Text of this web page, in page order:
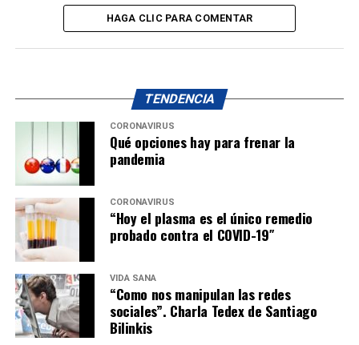
HAGA CLIC PARA COMENTAR
TENDENCIA
CORONAVIRUS
Qué opciones hay para frenar la
pandemia
CORONAVIRUS
“Hoy el plasma es el único remedio
probado contra el COVID-19″
VIDA SANA
“Como nos manipulan las redes
sociales”. Charla Tedex de Santiago
Bilinkis